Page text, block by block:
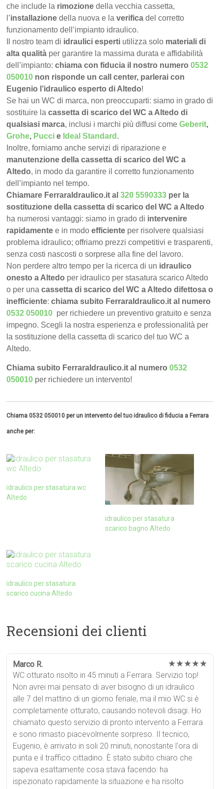
che include la rimozione della vecchia cassetta,
l’installazione della nuova e laverifica del corretto
funzionamento dell’impianto idraulico.
Il nostro team di idraulici esperti utilizza solo materiali di
alta qualità per garantire la massima durata e affidabilità
dell’impianto:chiama con fiducia il nostro numero0532
050010 non risponde un call center, parlerai con
Eugenio l’idraulico esperto di Altedo!
Se hai un WC di marca, non preoccuparti: siamo in grado di
sostituire lacassetta di scarico del WC a Altedo di
qualsiasi marca, inclusi i marchi più diffusi comeGeberit,
Grohe, Pucci e Ideal Standard .
Inoltre, forniamo anche servizi di riparazione e
manutenzione della cassetta di scarico del WC a
Altedo, in modo da garantire il corretto funzionamento
dell’impianto nel tempo.
Chiamare FerraraIdraulico.it al320 5590333 per la
sostituzione della cassetta di scarico del WC a Altedo
ha numerosi vantaggi: siamo in grado di intervenire
rapidamente e in modoefficiente per risolvere qualsiasi
problema idraulico; offriamo prezzi competitivi e trasparenti,
senza costi nascosti o sorprese alla fine del lavoro.
Non perdere altro tempo per la ricerca di un idraulico
onesto a Altedo per idraulico per stasatura scarico Altedo
o per unacassetta di scarico del WC a Altedo difettosa o
inefficiente:chiama subito FerraraIdraulico.it al numero
0532 050010 per richiedere un preventivo gratuito e senza
impegno. Scegli la nostra esperienza e professionalità per
la sostituzione della cassetta di scarico del tuo WC a
Altedo.
Chiama subito FerraraIdraulico.it al numero0532
050010 per richiedere un intervento!
Chiama 0532 050010 per un intervento del tuo idraulico di fiducia a Ferrara
anche per:
idraulico per stasatura wc
Altedo
idraulico per stasatura
scarico bagno Altedo
idraulico per stasatura
scarico cucina Altedo
Recensioni dei clienti
Marco R. ★★★★★
WC otturato risolto in 45 minuti a Ferrara. Servizio top!
Non avrei mai pensato di aver bisogno di un idraulico
alle 7 del mattino di un giorno feriale, ma il mio WC si è
completamente otturato, causando notevoli disagi. Ho
chiamato questo servizio di pronto intervento a Ferrara
e sono rimasto piacevolmente sorpreso. Il tecnico,
Eugenio, è arrivato in soli 20 minuti, nonostante l'ora di
punta e il traffico cittadino. È stato subito chiaro che
sapeva esattamente cosa stava facendo: ha
ispezionato rapidamente la situazione e ha risolto